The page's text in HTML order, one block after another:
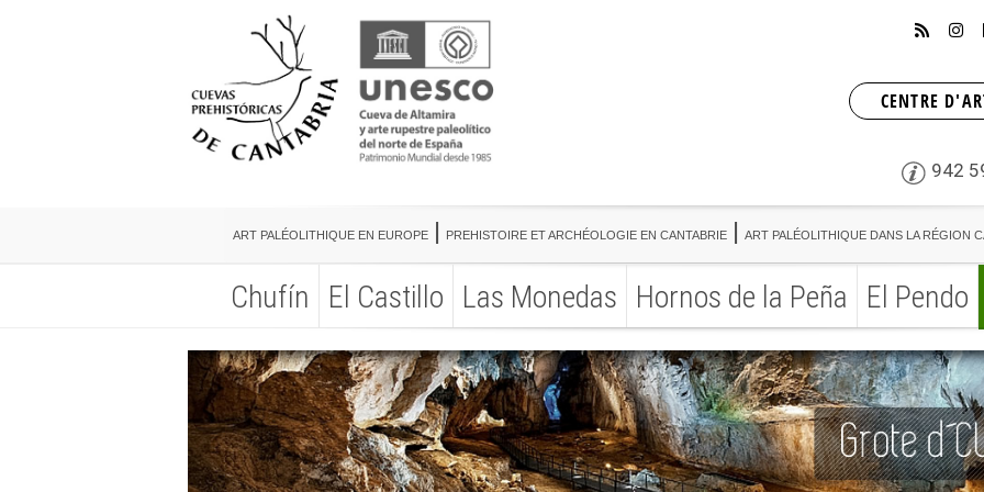
CENTRE
942
ART PALÉOLITHIQUE EN EUROPE
ART PALÉOLITHIQUE EN EUROPE
PREHISTOIRE ET ARCHÉOLOGIE EN CANTABRIE
PREHISTOIRE ET ARCHÉOLOGIE EN CANTABRIE
ART PALÉOLITHIQUE DANS LA RÉGION
ART PALÉOLITHIQUE DANS LA RÉGION
Chufín
Chufín
El Castillo
El Castillo
Las Monedas
Las Monedas
Hornos de la Peña
Hornos de la Peña
El Pendo
El Pendo